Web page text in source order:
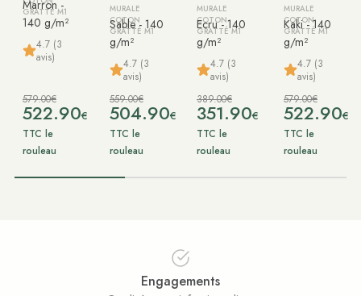
GRATTÉ M1
Marron -
140 g/m²
4.7 (3
avis)
579.00€
522.90€
TTC le
rouleau
MURALE
COTON
GRATTÉ M1
Sable - 140
g/m²
4.7 (3
avis)
559.00€
504.90€
TTC le
rouleau
MURALE
COTON
GRATTÉ M1
Ecru - 140
g/m²
4.7 (3
avis)
389.00€
351.90€
TTC le
rouleau
MURALE
COTON
GRATTÉ M1
Kaki - 140
g/m²
4.7 (3
avis)
579.00€
522.90€
TTC le
rouleau
Engagements